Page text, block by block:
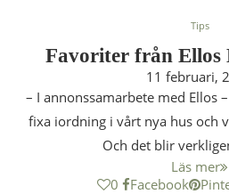
Tips
Favoriter från Ellos
11 februari,
– I annonssamarbete med Ellos
fixa iordning i vårt nya hus och
Och det blir
Läs mer
0
Facebook